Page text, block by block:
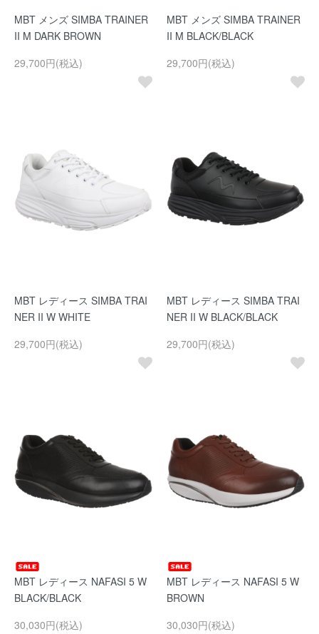
MBT メンズ SIMBA TRAINER
II M DARK BROWN
29,700円(税込)
MBT メンズ SIMBA TRAINER
II M BLACK/BLACK
29,700円(税込)
MBT レディース SIMBA TRAI
NER II W WHITE
29,700円(税込)
MBT レディース SIMBA TRAI
NER II W BLACK/BLACK
29,700円(税込)
MBT レディース NAFASI 5 W
BLACK/BLACK
30,030円(税込)
MBT レディース NAFASI 5 W
BROWN
30,030円(税込)